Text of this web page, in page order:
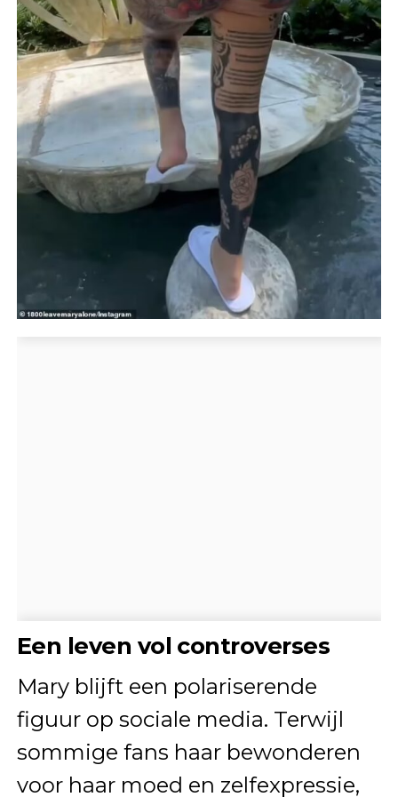
Een leven vol controverses
Mary blijft een polariserende
figuur op sociale media. Terwijl
sommige fans haar bewonderen
voor haar moed en zelfexpressie,